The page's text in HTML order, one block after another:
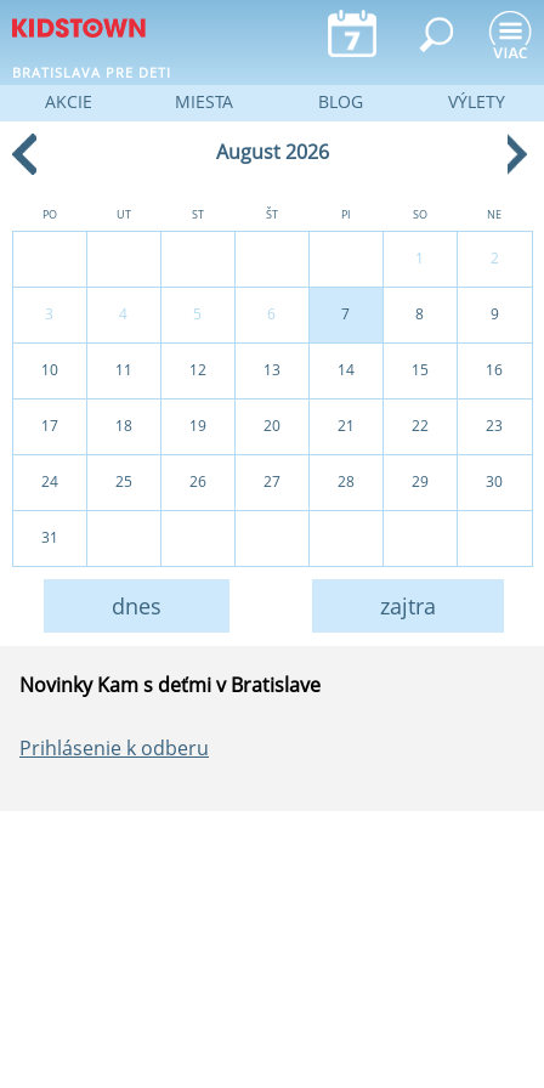
Jump to navigation
BRATISLAVA PRE DETI
August 2026
PO UT ST ŠT PI SO NE
1 2
3 4 5 6 7 8 9
10 11 12 13 14 15 16
17 18 19 20 21 22 23
24 25 26 27 28 29 30
31
dnes zajtra
Novinky Kam s deťmi v Bratislave
Prihlásenie k odberu
AKCIE MIESTA BLOG VÝLETY